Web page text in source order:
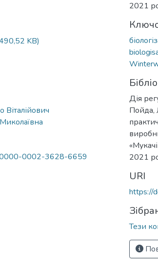
KB)
0000-0002-3628-6659
2021
Дія
Пойда,
2021
URI
https://
Тези